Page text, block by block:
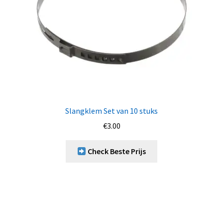
Slangklem Set van 10 stuks
€3.00
Check Beste Prijs